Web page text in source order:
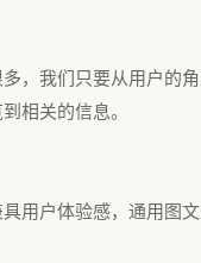
，我们只要从用户的
相关的信息。
用户体验感，通用图